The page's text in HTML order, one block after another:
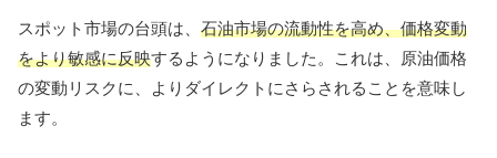
スポット市場の台頭は、 石油市場の流動性を高め、価格変動
をより敏感に反映するようになりました。これは、原油価格
の変動リスクに、よりダイレクトにさらされることを意味し
ます。